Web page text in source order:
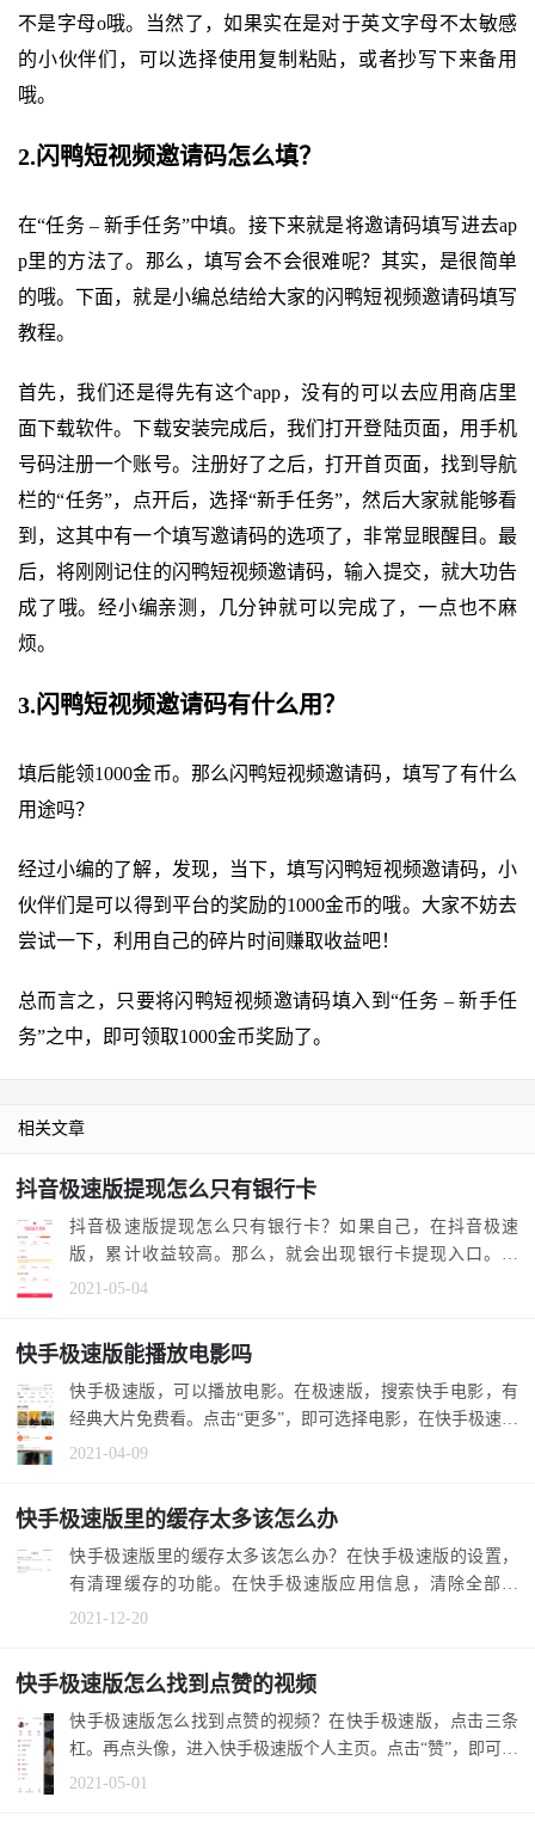
不是字母o哦。当然了，如果实在是对于英文字母不太敏感
的小伙伴们，可以选择使用复制粘贴，或者抄写下来备用
哦。
2.闪鸭短视频邀请码怎么填？
在“任务 – 新手任务”中填。接下来就是将邀请码填写进去ap
p里的方法了。那么，填写会不会很难呢？其实，是很简单
的哦。下面，就是小编总结给大家的闪鸭短视频邀请码填写
教程。
首先，我们还是得先有这个app，没有的可以去应用商店里
面下载软件。下载安装完成后，我们打开登陆页面，用手机
号码注册一个账号。注册好了之后，打开首页面，找到导航
栏的“任务”，点开后，选择“新手任务”，然后大家就能够看
到，这其中有一个填写邀请码的选项了，非常显眼醒目。最
后，将刚刚记住的闪鸭短视频邀请码，输入提交，就大功告
成了哦。经小编亲测，几分钟就可以完成了，一点也不麻
烦。
3.闪鸭短视频邀请码有什么用？
填后能领1000金币。那么闪鸭短视频邀请码，填写了有什么
用途吗？
经过小编的了解，发现，当下，填写闪鸭短视频邀请码，小
伙伴们是可以得到平台的奖励的1000金币的哦。大家不妨去
尝试一下，利用自己的碎片时间赚取收益吧！
总而言之，只要将闪鸭短视频邀请码填入到“任务 – 新手任
务”之中，即可领取1000金币奖励了。
相关文章
抖音极速版提现怎么只有银行卡
抖音极速版提现怎么只有银行卡？如果自己，在抖音极速
版，累计收益较高。那么，就会出现银行卡提现入口。偶
尔，会复原支付宝...
2021-05-04
快手极速版能播放电影吗
快手极速版，可以播放电影。在极速版，搜索快手电影，有
经典大片免费看。点击“更多”，即可选择电影，在快手极速版
播放。 1.在...
2021-04-09
快手极速版里的缓存太多该怎么办
快手极速版里的缓存太多该怎么办？在快手极速版的设置，
有清理缓存的功能。在快手极速版应用信息，清除全部数
据，也可以清理...
2021-12-20
快手极速版怎么找到点赞的视频
快手极速版怎么找到点赞的视频？在快手极速版，点击三条
杠。再点头像，进入快手极速版个人主页。点击“赞”，即可找
到点赞的视...
2021-05-01